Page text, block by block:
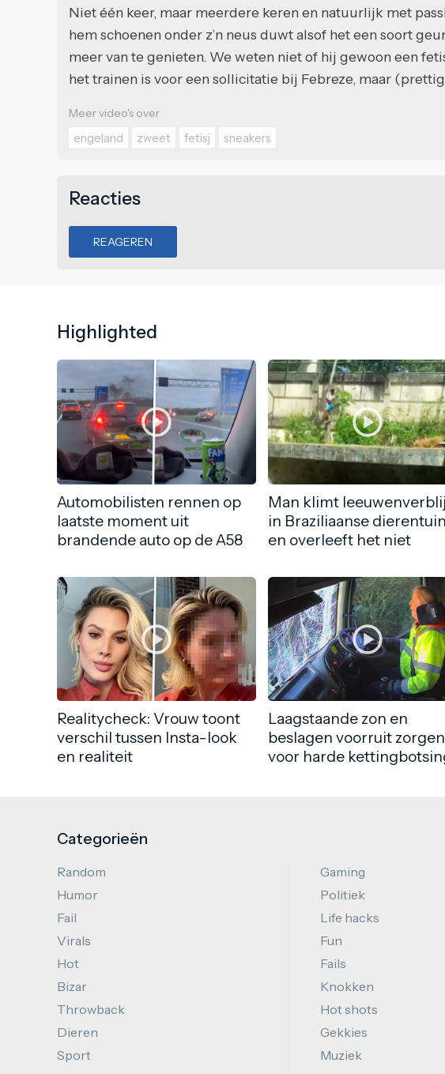
Niet één keer, maar meerdere keren en natuurlijk met
hem schoenen onder z’n neus duwt alsof het een soort
meer van te genieten. We weten niet of hij gewoon een
het trainen is voor een sollicitatie bij Febreze, maar
Meer video's over
engeland
zweet fetisj sneakers
Reacties
REAGEREN
Highlighted
Automobilisten rennen op
laatste moment uit
brandende auto op de A58
Man klimt
in Braziliaanse dierentuin
en overleeft het niet
Realitycheck: Vrouw toont
verschil tussen Insta-look
en realiteit
Laagstaande zon en
beslagen voorruit zorgen
voor harde
Categorieën
Random
Humor
Fail
Virals
Hot
Bizar
Throwback
Dieren
Sport
Gaming
Politiek
Life hacks
Fun
Fails
Knokken
Hot shots
Gekkies
Muziek